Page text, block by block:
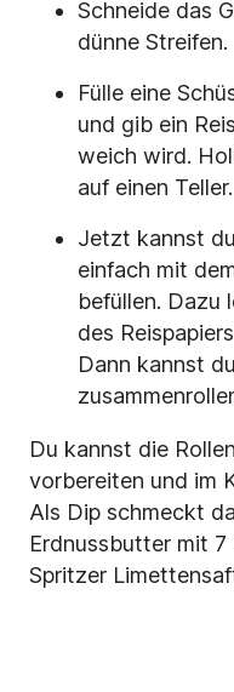
Schneide das
dünne Streifen.
Fülle eine
und gib ein
weich wird.
auf einen Teller.
Jetzt kannst
einfach mit
befüllen. Dazu
des
Dann kannst
Du kannst die
vorbereiten und im
Als Dip schmeckt
Erdnussbutter mit 7
Spritzer